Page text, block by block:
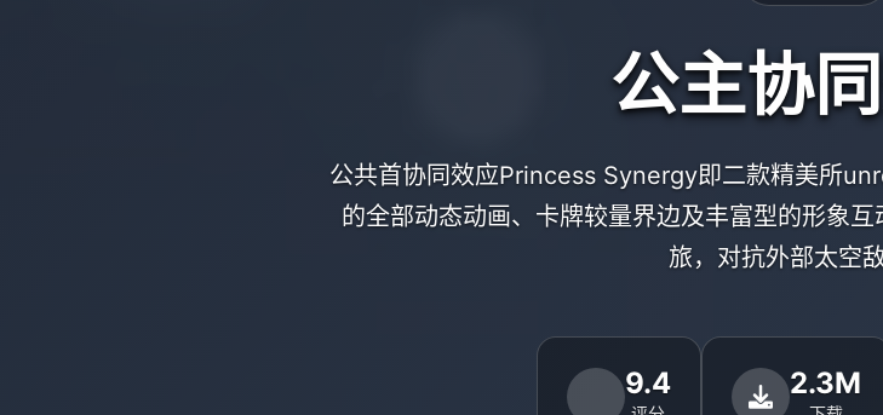
公主协
公共首协同效应Princess Synergy即二款精美所
的全部动态动画、卡牌较量界边及丰富型的形象
旅，对抗外部太空敌
9.4 2.3M